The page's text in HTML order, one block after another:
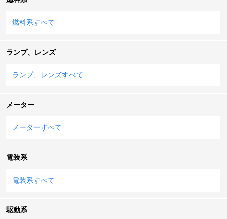
燃料系すべて
ランプ、レンズ
ランプ、レンズすべて
メーター
メーターすべて
電装系
電装系すべて
駆動系